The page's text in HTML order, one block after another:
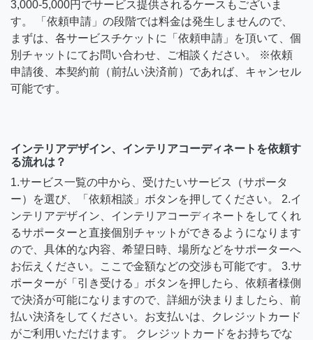
3,000-5,000円でサービス提供されるケースもございま
す。 「依頼申請」の段階では料金は発生しませんので、
まずは、各サービスチケットに「依頼申請」を頂いて、個
別チャットにてお問い合わせ、ご相談ください。 ※依頼
申請後、本契約前（前払い決済前）であれば、キャンセル
可能です。
インテリアデザイン、インテリアコーディネートを依頼す
る流れは？
1.サービス一覧の中から、受けたいサービス（サポータ
ー）を選び、「依頼相談」ボタンを押してください。 2.イ
ンテリアデザイン、インテリアコーディネートをしてくれ
るサポーターと直接個別チャットができるようになります
ので、具体的な内容、希望日時、場所などをサポーターへ
お伝えください。ここで金額などの交渉も可能です。 3.サ
ポーターが「引き受ける」ボタンを押したら、依頼者様側
で決済が可能になりますので、詳細が決まりましたら、前
払い決済をしてください。お支払いは、クレジットカード
がご利用いただけます。 クレジットカードをお持ちでな